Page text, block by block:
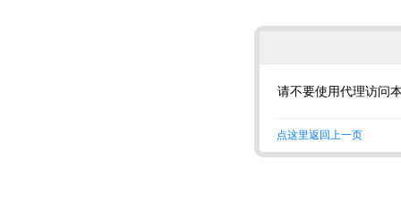
请不要使用代理访问
点这里返回上一页